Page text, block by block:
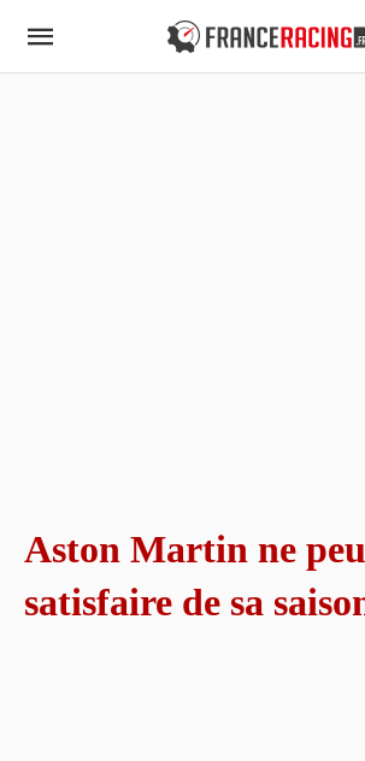
Aston Martin ne
satisfaire de sa